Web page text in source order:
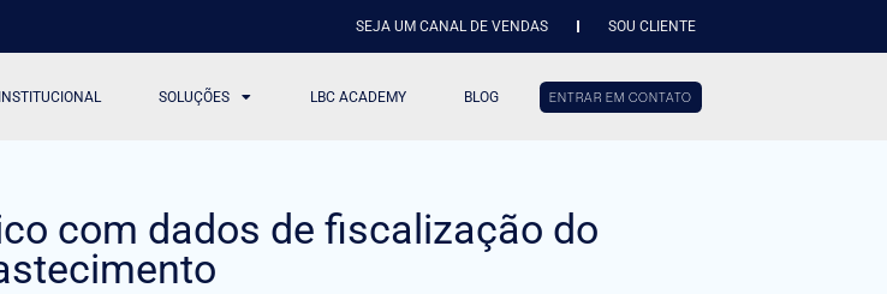
SEJA UM CANAL DE VENDAS SOU CLIENTE
INSTITUCIONAL SOLUÇÕES LBC ACADEMY BLOG ENTRAR EM CONTATO
com dados de fiscalização do